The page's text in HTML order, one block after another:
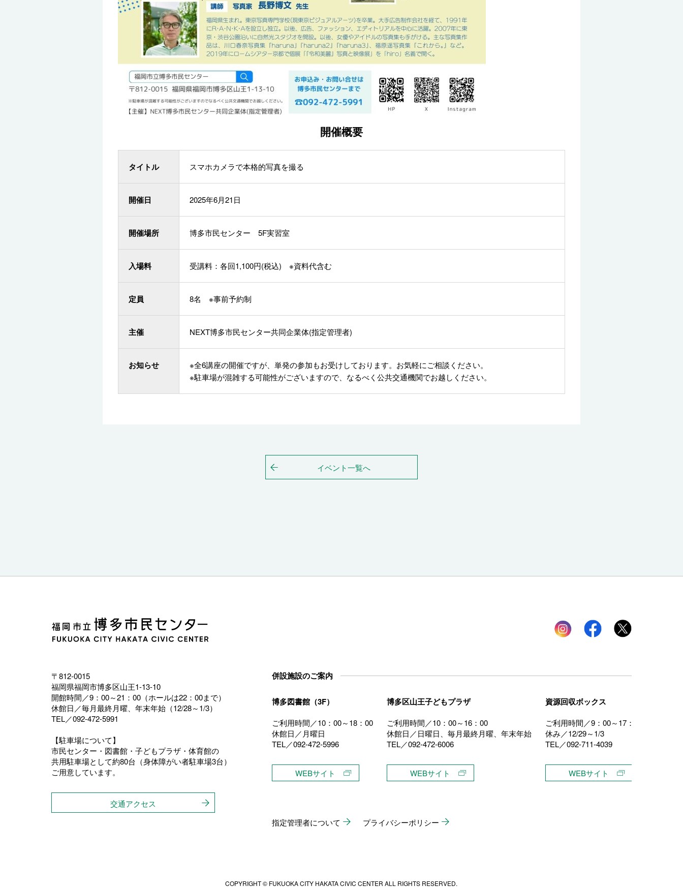
開催概要
タイトル スマホカメラで本格的写真を撮る
開催日 2025年6月21日
開催場所 博多市民センター 5F実習室
入場料 受講料：各回1,100円(税込) ※資料代含む
定員 8名 ※事前予約制
主催 NEXT博多市民センター共同企業体(指定管理者)
お知らせ
※全6講座の開催ですが、単発の参加もお受けしております。お気軽にご相談ください。
※駐車場が混雑する可能性がございますので、なるべく公共交通機関でお越しください。
イベント一覧へ
Instagram facebook
〒812-0015
福岡県福岡市博多区山王1-13-10
開館時間／9：00～21：00（ホールは22：00まで）
休館日／毎月最終月曜、年末年始（12/28～1/3）
TEL／092-472-5991
【駐車場について】
市民センター・図書館・子どもプラザ・体育館の
共用駐車場として約80台（身体障がい者駐車場3台）
ご用意しています。
交通アクセス
併設施設のご案内
博多図書館（3F）
ご利用時間／10：00～18：00
休館日／月曜日
TEL／092-472-5996
WEBサイト
博多区山王子どもプラザ
ご利用時間／10：00～16：00
休館日／日曜日、毎月最終月曜、年末年始
TEL／092-472-6006
WEBサイト
資源回収ボックス
ご利用時間／9：00～17：00
休み／12/29～1/3
TEL／092-711-4039
WEBサイト
指定管理者について プライバシーポリシー
COPYRIGHT © FUKUOKA CITY HAKATA CIVIC CENTER ALL RIGHTS RESERVED.